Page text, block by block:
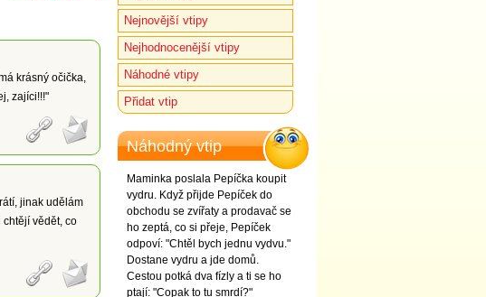
krásný očička,
zajíci!!!"
jinak udělám
chtějí vědět, co
Nejnovější vtipy
Nejhodnocenější vtipy
Náhodné vtipy
Přidat vtip
Náhodný vtip
Maminka poslala Pepíčka koupit
vydru. Když přijde Pepíček do
obchodu se zvířaty a prodavač se
ho zeptá, co si přeje, Pepíček
odpoví: "Chtěl bych jednu vydvu."
Dostane vydru a jde domů.
Cestou potká dva fízly a ti se ho
ptají: "Copak to tu smrdí?"